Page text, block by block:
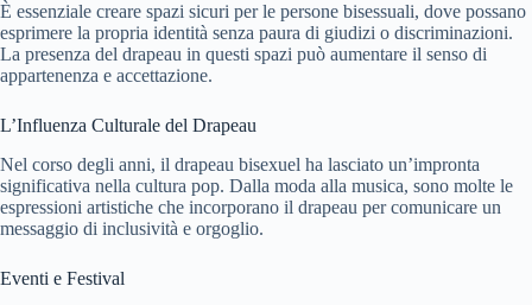
È essenziale creare spazi sicuri per le persone bisessuali, dove possano
esprimere la propria identità senza paura di giudizi o discriminazioni.
La presenza del drapeau in questi spazi può aumentare il senso di
appartenenza e accettazione.
L’Influenza Culturale del Drapeau
Nel corso degli anni, il drapeau bisexuel ha lasciato un’impronta
significativa nella cultura pop. Dalla moda alla musica, sono molte le
espressioni artistiche che incorporano il drapeau per comunicare un
messaggio di inclusività e orgoglio.
Eventi e Festival